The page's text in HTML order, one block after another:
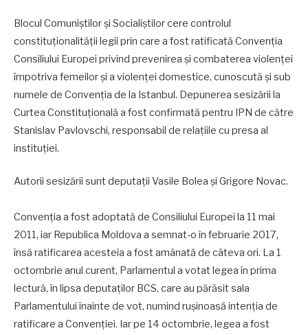
Blocul Comuniștilor și Socialiștilor cere controlul
constituționalității legii prin care a fost ratificată Convenția
Consiliului Europei privind prevenirea și combaterea violenței
împotriva femeilor și a violenței domestice, cunoscută și sub
numele de Convenția de la Istanbul. Depunerea sesizării la
Curtea Constituțională a fost confirmată pentru IPN de către
Stanislav Pavlovschi, responsabil de relațiile cu presa al
instituției.
Autorii sesizării sunt deputații Vasile Bolea și Grigore Novac.
Convenția a fost adoptată de Consiliului Europei la 11 mai
2011, iar Republica Moldova a semnat-o în februarie 2017,
însă ratificarea acesteia a fost amânată de câteva ori. La 1
octombrie anul curent, Parlamentul a votat legea în prima
lectură, în lipsa deputaților BCS, care au părăsit sala
Parlamentului înainte de vot, numind rușinoasă intenția de
ratificare a Convenției. Iar pe 14 octombrie, legea a fost